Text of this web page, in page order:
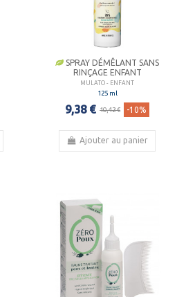
SPRAY DÉMÊLANT SANS
RINÇAGE ENFANT
MULATO - ENFANT
125 ml
9,38 € 10,42 € -10%
Ajouter au panier